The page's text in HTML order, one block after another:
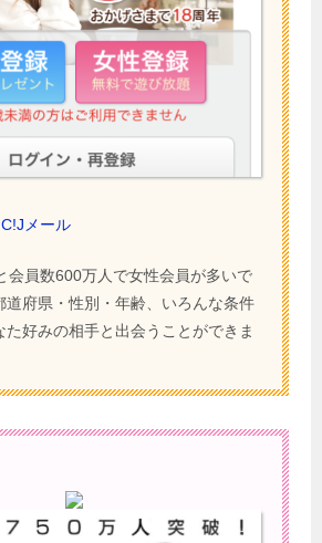
メール
会員数600万人で女性会員が多いで
道府県・性別・年齢、いろんな条件
た好みの相手と出会うことができま